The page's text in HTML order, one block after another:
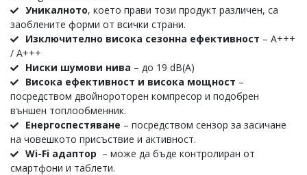
Уникалното, което прави този продукт различен, са
заоблените форми от всички страни.
Изключително висока сезонна ефективност – А+++
/ А+++
Ниски шумови нива – до 19 dB(A)
Висока ефективност и висока мощност –
посредством двойнороторен компресор и подобрен
външен топлообменник.
Енергоспестяване – посредством сензор за засичане
на човешкото присъствие и активност.
Wi-Fi адаптор – може да бъде контролиран от
смартфони и таблети.